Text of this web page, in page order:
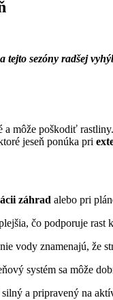
tejto sezóny radšej
môže poškodiť
jeseň ponúka pri
záhrad alebo pri
čo podporuje rast
vody znamenajú, že
systém sa môže
a pripravený na